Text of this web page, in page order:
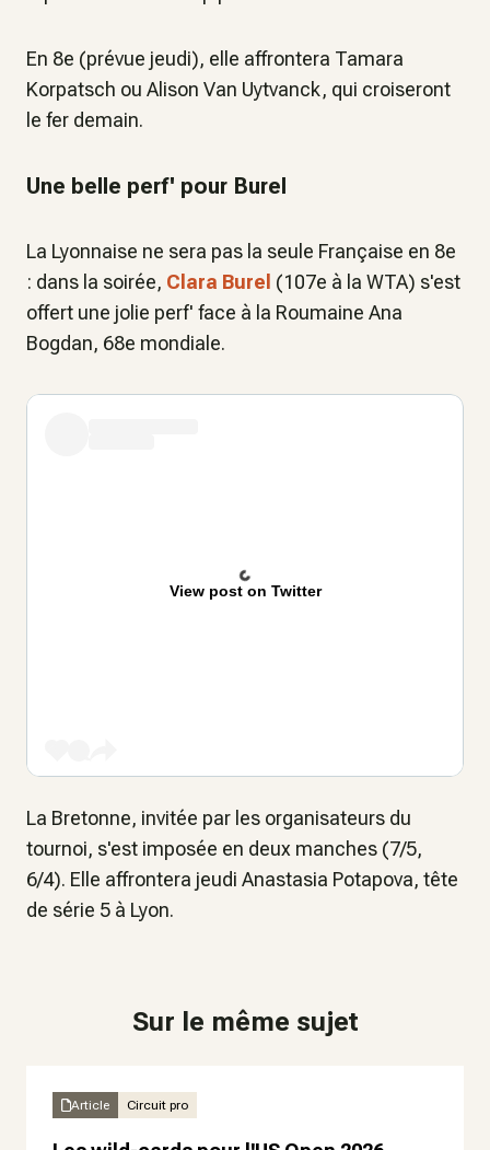
En 8e (prévue jeudi), elle affrontera Tamara
Korpatsch ou Alison Van Uytvanck, qui croiseront
le fer demain.
Une belle perf' pour Burel
La Lyonnaise ne sera pas la seule Française en 8e
: dans la soirée, Clara Burel (107e à la WTA) s'est
offert une jolie perf' face à la Roumaine Ana
Bogdan, 68e mondiale.
View post on Twitter
La Bretonne, invitée par les organisateurs du
tournoi, s'est imposée en deux manches (7/5,
6/4). Elle affrontera jeudi Anastasia Potapova, tête
de série 5 à Lyon.
Sur le même sujet
Article Circuit pro